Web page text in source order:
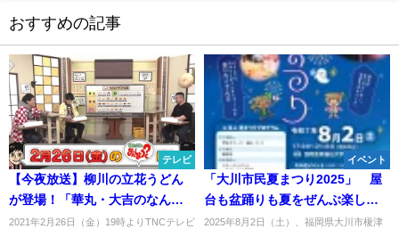
おすすめの記事
テレビ
【今夜放送】柳川の立花うどん
が登場！「華丸・大吉のなんし
ようと？」
2021年2月26日（金）19時よりTNCテレビ
イベント
「大川市民夏まつり2025」 屋
台も盆踊りも夏をぜんぶ楽しめ
る！打ち上げ花火も
2025年8月2日（土）、福岡県大川市榎津